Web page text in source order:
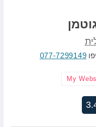
077-7299149
My